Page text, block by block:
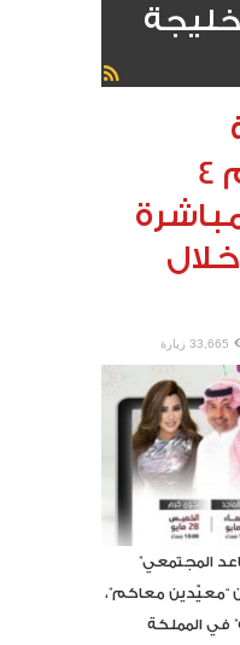
للترفيه” تُقدّم 4
33,665 زيارة
المجتمعي”
“معيّدين معاكم”،
في المملكة